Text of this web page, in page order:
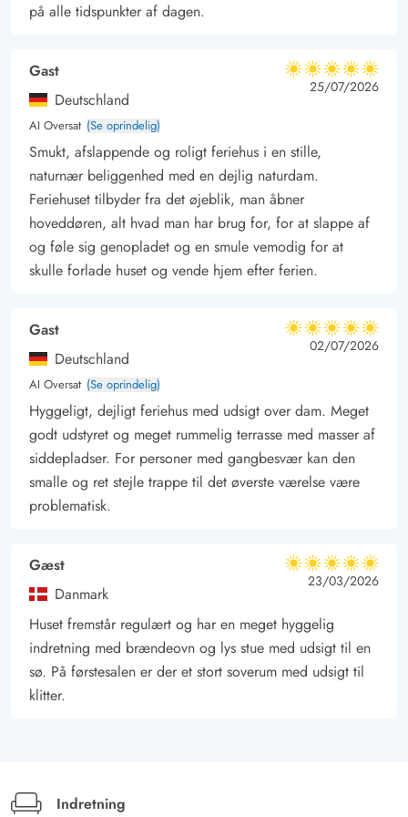
Den brede strand indbyder til lange gåture, badeture og til at
caféer, hyggelige butikker og en ro, der hurtigt får én til at
slappe af. Med dette renoverede sommerhus som base kan I
opleve Fanø helt i jeres eget tempo – et sted, der både giver
ro og ny energi.
på alle tidspunkter af dagen.
Gast
Deutschland
AI Oversat (Se oprindelig)
5 ud af 5
5 ud af 5
5 out of 5
25/07/2026
Smukt, afslappende og roligt feriehus i en stille,
naturnær beliggenhed med en dejlig naturdam.
Feriehuset tilbyder fra det øjeblik, man åbner
hoveddøren, alt hvad man har brug for, for at slappe af
og føle sig genopladet og en smule vemodig for at
skulle forlade huset og vende hjem efter ferien.
Gast
Deutschland
AI Oversat (Se oprindelig)
5 ud af 5
5 ud af 5
5 out of 5
02/07/2026
Hyggeligt, dejligt feriehus med udsigt over dam. Meget
godt udstyret og meget rummelig terrasse med masser af
siddepladser. For personer med gangbesvær kan den
smalle og ret stejle trappe til det øverste værelse være
problematisk.
Gæst
Danmark
5 ud af 5
5 ud af 5
5 out of 5
23/03/2026
Huset fremstår regulært og har en meget hyggelig
indretning med brændeovn og lys stue med udsigt til en
sø. På førstesalen er der et stort soverum med udsigt til
klitter.
Indretning